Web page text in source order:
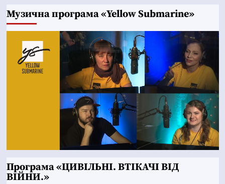
Музична програма «Yellow Submarine»
Програма «ЦИВІЛЬНІ. ВТІКАЧІ ВІД
ВІЙНИ.»